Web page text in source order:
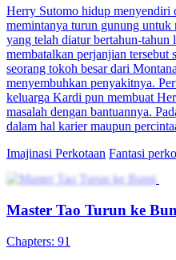
Herry Sutomo hidup menyendiri
memintanya turun gunung untuk
yang telah diatur bertahun-
membatalkan perjanjian tersebut
seorang tokoh besar dari
menyembuhkan penyakitnya.
keluarga Kardi pun membuat
masalah dengan bantuannya.
dalam hal karier maupun
Imajinasi Perkotaan Fantasi
Master Tao Turun ke
Chapters: 91